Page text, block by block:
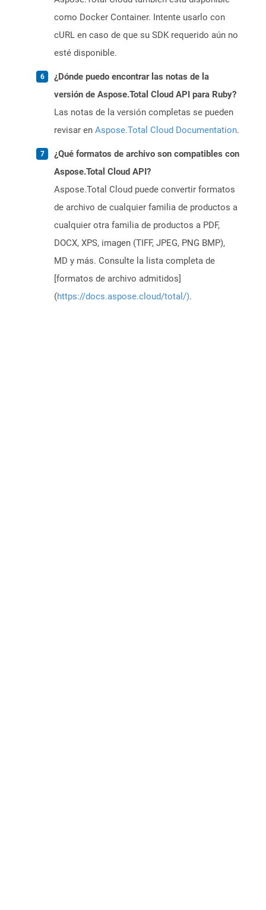
como Docker Container. Intente usarlo con
cURL en caso de que su SDK requerido aún no
esté disponible.
¿Dónde puedo encontrar las notas de la
versión de Aspose.Total Cloud API para Ruby?
Las notas de la versión completas se pueden
revisar en Aspose.Total Cloud Documentation.
¿Qué formatos de archivo son compatibles con
Aspose.Total Cloud API?
Aspose.Total Cloud puede convertir formatos
de archivo de cualquier familia de productos a
cualquier otra familia de productos a PDF,
DOCX, XPS, imagen (TIFF, JPEG, PNG BMP),
MD y más. Consulte la lista completa de
[formatos de archivo admitidos]
(https://docs.aspose.cloud/total/).